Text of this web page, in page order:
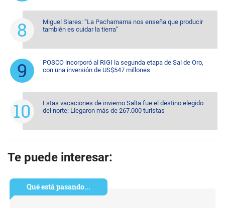
Miguel Siares: “La Pachamama nos enseña que producir
también es cuidar la tierra”
POSCO incorporó al RIGI la segunda etapa de Sal de Oro,
con una inversión de US$547 millones
Estas vacaciones de invierno Salta fue el destino elegido
del norte: Llegaron más de 267.000 turistas
Te puede interesar:
Qué está pasando...